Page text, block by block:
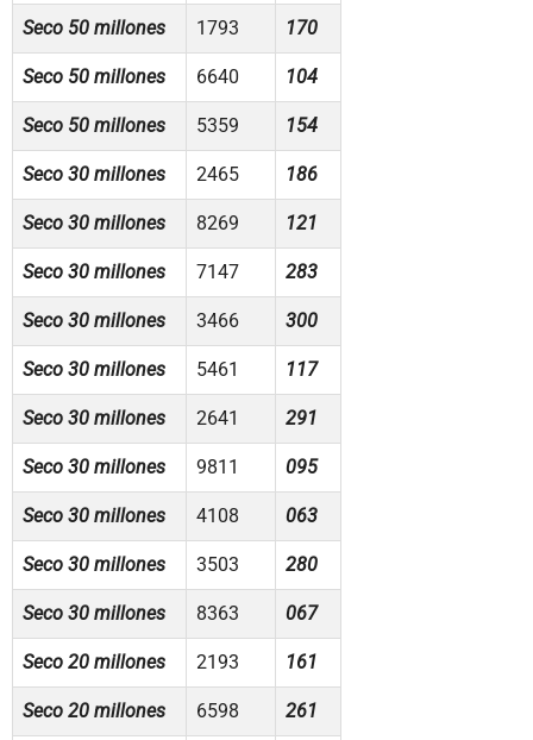
Seco 50 millones 1793 170
Seco 50 millones 6640 104
Seco 50 millones 5359 154
Seco 30 millones 2465 186
Seco 30 millones 8269 121
Seco 30 millones 7147 283
Seco 30 millones 3466 300
Seco 30 millones 5461 117
Seco 30 millones 2641 291
Seco 30 millones 9811 095
Seco 30 millones 4108 063
Seco 30 millones 3503 280
Seco 30 millones 8363 067
Seco 20 millones 2193 161
Seco 20 millones 6598 261